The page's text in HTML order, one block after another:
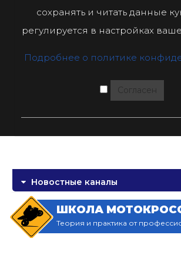
сохранять и читать данные
регулируется в настройках
Подробнее о политике
Согласен
Новостные каналы
ШКОЛА
Теория и практика от